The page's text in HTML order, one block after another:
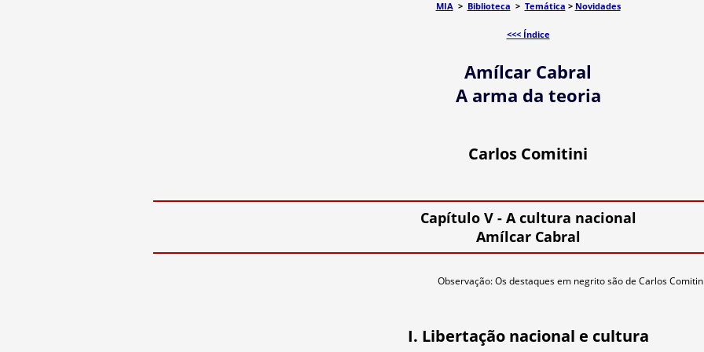
MIA> Biblioteca > Temática > Novidades
<<< Índice
Amílcar Cabral
A arma da teoria
Carlos Comitini
Capítulo V - A cultura nacional
Amílcar Cabral
Observação: Os destaques em negrito são de Carlos
I. Libertação nacional e cultura